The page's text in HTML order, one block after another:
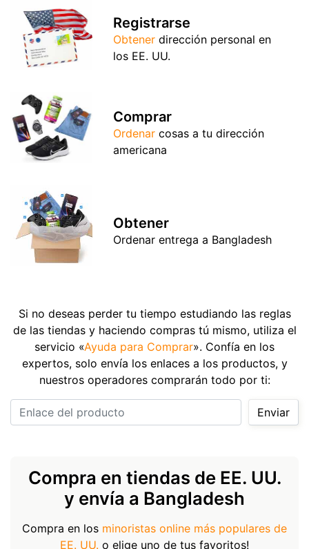
Registrarse
Obtener dirección personal en
los EE. UU.
Comprar
Ordenar cosas a tu dirección
americana
Obtener
Ordenar entrega a Bangladesh
Si no deseas perder tu tiempo estudiando las reglas
de las tiendas y haciendo compras tú mismo, utiliza el
servicio «Ayuda para Comprar». Confía en los
expertos, solo envía los enlaces a los productos, y
nuestros operadores comprarán todo por ti:
Enviar
Compra en tiendas de EE. UU.
y envía a Bangladesh
Compra en los minoristas online más populares de
EE. UU. o elige uno de tus favoritos!